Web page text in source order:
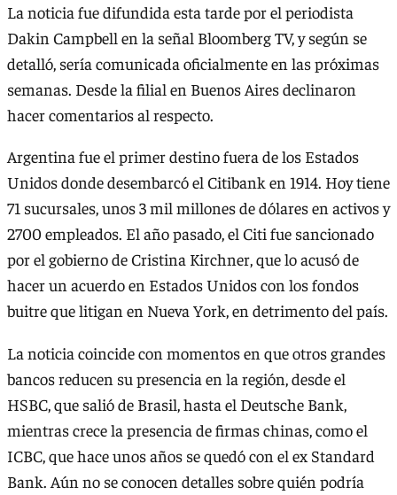
La noticia fue difundida esta tarde por el periodista
Dakin Campbell en la señal Bloomberg TV, y según se
detalló, sería comunicada oficialmente en las próximas
semanas. Desde la filial en Buenos Aires declinaron
hacer comentarios al respecto.
Argentina fue el primer destino fuera de los Estados
Unidos donde desembarcó el Citibank en 1914. Hoy tiene
71 sucursales, unos 3 mil millones de dólares en activos y
2700 empleados. El año pasado, el Citi fue sancionado
por el gobierno de Cristina Kirchner, que lo acusó de
hacer un acuerdo en Estados Unidos con los fondos
buitre que litigan en Nueva York, en detrimento del país.
La noticia coincide con momentos en que otros grandes
bancos reducen su presencia en la región, desde el
HSBC, que salió de Brasil, hasta el Deutsche Bank,
mientras crece la presencia de firmas chinas, como el
ICBC, que hace unos años se quedó con el ex Standard
Bank. Aún no se conocen detalles sobre quién podría